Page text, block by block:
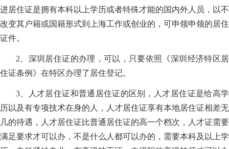
进居住证是拥有本科以上学历或者特殊才能的国内外人员，以不
改变其户籍或国籍形式到上海工作或创业的，可申领申领的居住
证件。
2、深圳居住证的办理，可以，只要依照《深圳经济特区居
住证条例》在特区办理了居住登记。
3、人才居住证和普通居住证的区别，人才居住证是给高学
历以及有专项技术在身的人，人才居住证享有本地居住证相差无
几的待遇，人才居住证比普通居住证的高一个档次，人才证需要
满足要求才可以办，不是什么人都可以办的，需要本科及以上学